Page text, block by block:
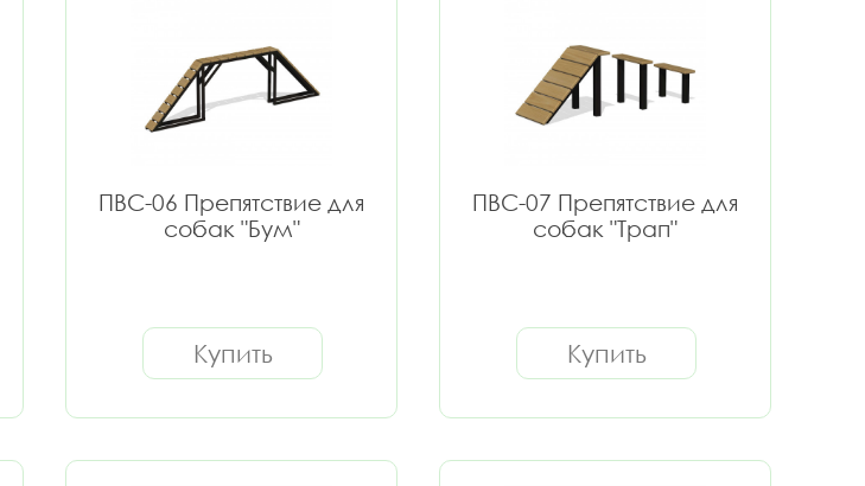
ПВС-06 Препятствие для
собак "Бум"
Купить
ПВС-07 Препятствие для
собак "Трап"
Купить